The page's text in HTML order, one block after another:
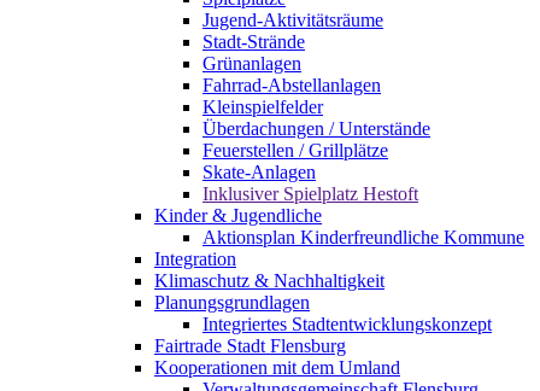
Jugend-Aktivitätsräume
Stadt-Strände
Grünanlagen
Fahrrad-Abstellanlagen
Kleinspielfelder
Überdachungen / Unterstände
Feuerstellen / Grillplätze
Skate-Anlagen
Inklusiver Spielplatz Hestoft
Kinder & Jugendliche
Aktionsplan Kinderfreundliche Kommune
Integration
Klimaschutz & Nachhaltigkeit
Planungsgrundlagen
Integriertes Stadtentwicklungskonzept
Fairtrade Stadt Flensburg
Kooperationen mit dem Umland